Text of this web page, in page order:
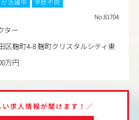
活躍中
学歴不問
No.81704
ター
区麹町4-8 麹町クリスタルシティ東
万円
求人情報が聞けます！／